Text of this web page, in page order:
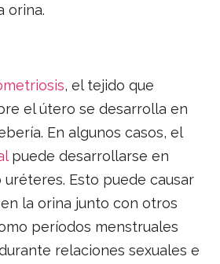
orina.
, el tejido que
el útero se desarrolla en
En algunos casos, el
puede desarrollarse en
uréteres. Esto puede causar
la orina junto con otros
períodos menstruales
relaciones sexuales e